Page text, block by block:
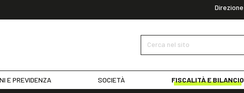
Direzione
Cerca nel sito
E PREVIDENZA SOCIETÀ FISCALITÀ E BILANCIO